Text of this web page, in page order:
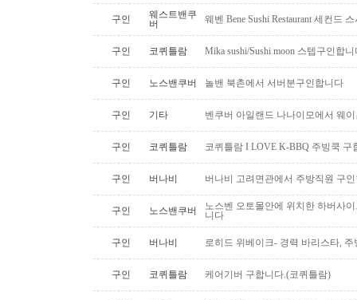
구인
웨스트밴쿠
버
웨벤 Bene Sushi Restaurant 세컨드
구인 코퀴틀람 Mika sushi/Sushi moon 스텝구인합
구인 노스밴쿠버 놀밴 북촌에서 서버분구인합니다
구인 기타 벤쿠버 아일랜드 나나이모에서 웨
구인 코퀴틀람 코퀴틀람 I LOVE K-BBQ 주빙쿡 구
구인 버나비 버나비 고려면관에서 주방직원 구
구인 노스밴쿠버
노스벤 오토몰안에 위치한 하버사
니다
구인 버나비 로히드 위베이크- 경력 바리스타, 주
구인 코퀴틀람 케어기버 구합니다.(코퀴틀람)